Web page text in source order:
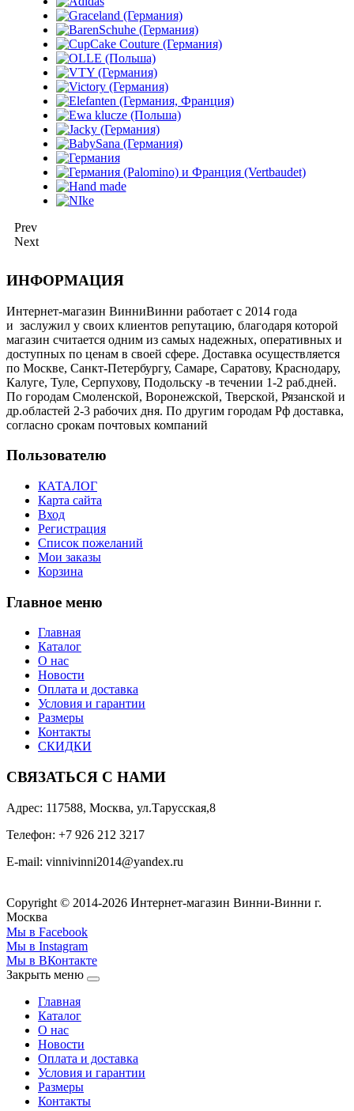
Prev
Next
ИНФОРМАЦИЯ
Интернет-магазин ВинниВинни работает с 2014 года
и заслужил у своих клиентов репутацию, благодаря которой
магазин считается одним из самых надежных, оперативных и
доступных по ценам в своей сфере. Доставка осуществляется
по Москве, Санкт-Петербургу, Самаре, Саратову, Краснодару,
Калуге, Туле, Серпухову, Подольску -в течении 1-2 раб.дней.
По городам Смоленской, Воронежской, Тверской, Рязанской и
др.областей 2-3 рабочих дня. По другим городам Рф доставка,
согласно срокам почтовых компаний
Пользователю
КАТАЛОГ
Карта сайта
Вход
Регистрация
Список пожеланий
Мои заказы
Корзина
Главное меню
Главная
Каталог
О нас
Новости
Оплата и доставка
Условия и гарантии
Размеры
Контакты
СКИДКИ
СВЯЗАТЬСЯ С НАМИ
Адрес: 117588, Москва, ул.Тарусская,8
Телефон: +7 926 212 3217
E-mail: vinnivinni2014@yandex.ru
Copyright © 2014-2026 Интернет-магазин Винни-Винни г.
Москва
Мы в Facebook
Мы в Instagram
Мы в ВКонтакте
Закрыть меню
Главная
Каталог
О нас
Новости
Оплата и доставка
Условия и гарантии
Размеры
Контакты